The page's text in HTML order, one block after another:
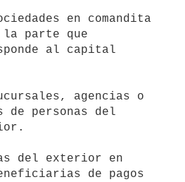
la parte que
de personas del
del exterior en
de pagos